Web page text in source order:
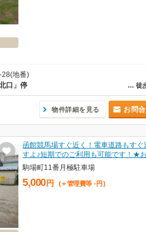
28(地番)
… 徒
口」停
物件詳細を見る お問
函館競馬場すぐ近く！電車道路もすぐ
すよ♪短期でのご利用も可能です！★
駒場町11番月極駐車場
5,000 円 (＋管理費等 - 円 )